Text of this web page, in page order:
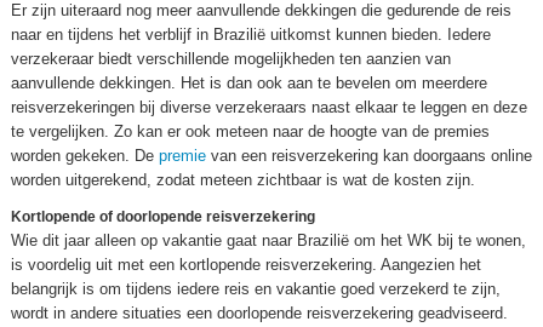
Er zijn uiteraard nog meer aanvullende dekkingen die gedurende de reis
naar en tijdens het verblijf in Brazilië uitkomst kunnen bieden. Iedere
verzekeraar biedt verschillende mogelijkheden ten aanzien van
aanvullende dekkingen. Het is dan ook aan te bevelen om meerdere
reisverzekeringen bij diverse verzekeraars naast elkaar te leggen en deze
te vergelijken. Zo kan er ook meteen naar de hoogte van de premies
worden gekeken. De premie van een reisverzekering kan doorgaans online
worden uitgerekend, zodat meteen zichtbaar is wat de kosten zijn.
Kortlopende of doorlopende reisverzekering
Wie dit jaar alleen op vakantie gaat naar Brazilië om het WK bij te wonen,
is voordelig uit met een kortlopende reisverzekering. Aangezien het
belangrijk is om tijdens iedere reis en vakantie goed verzekerd te zijn,
wordt in andere situaties een doorlopende reisverzekering geadviseerd.